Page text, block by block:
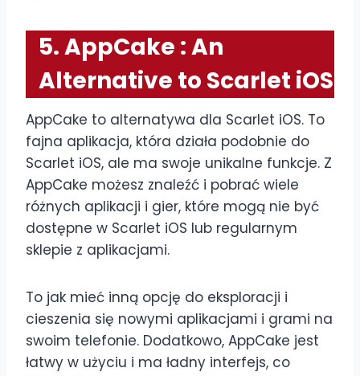
5. AppCake : An
Alternative to Scarlet iOS
AppCake to alternatywa dla Scarlet iOS. To
fajna aplikacja, która działa podobnie do
Scarlet iOS, ale ma swoje unikalne funkcje. Z
AppCake możesz znaleźć i pobrać wiele
różnych aplikacji i gier, które mogą nie być
dostępne w Scarlet iOS lub regularnym
sklepie z aplikacjami.
To jak mieć inną opcję do eksploracji i
cieszenia się nowymi aplikacjami i grami na
swoim telefonie. Dodatkowo, AppCake jest
łatwy w użyciu i ma ładny interfejs, co